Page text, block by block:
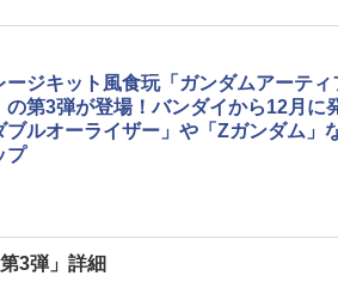
ージキット風食玩「ガンダムアーティ
の第3弾が登場！バンダイから12月に
ブルオーライザー」や「Zガンダム」
プ
3弾」詳細